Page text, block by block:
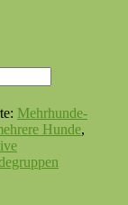
Mehrhunde-
Hunde,